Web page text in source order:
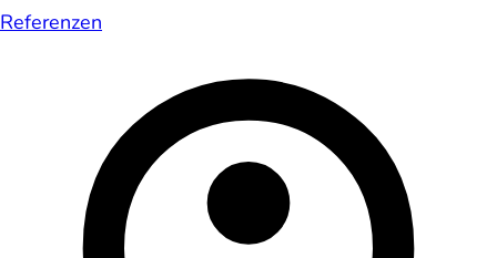
Referenzen